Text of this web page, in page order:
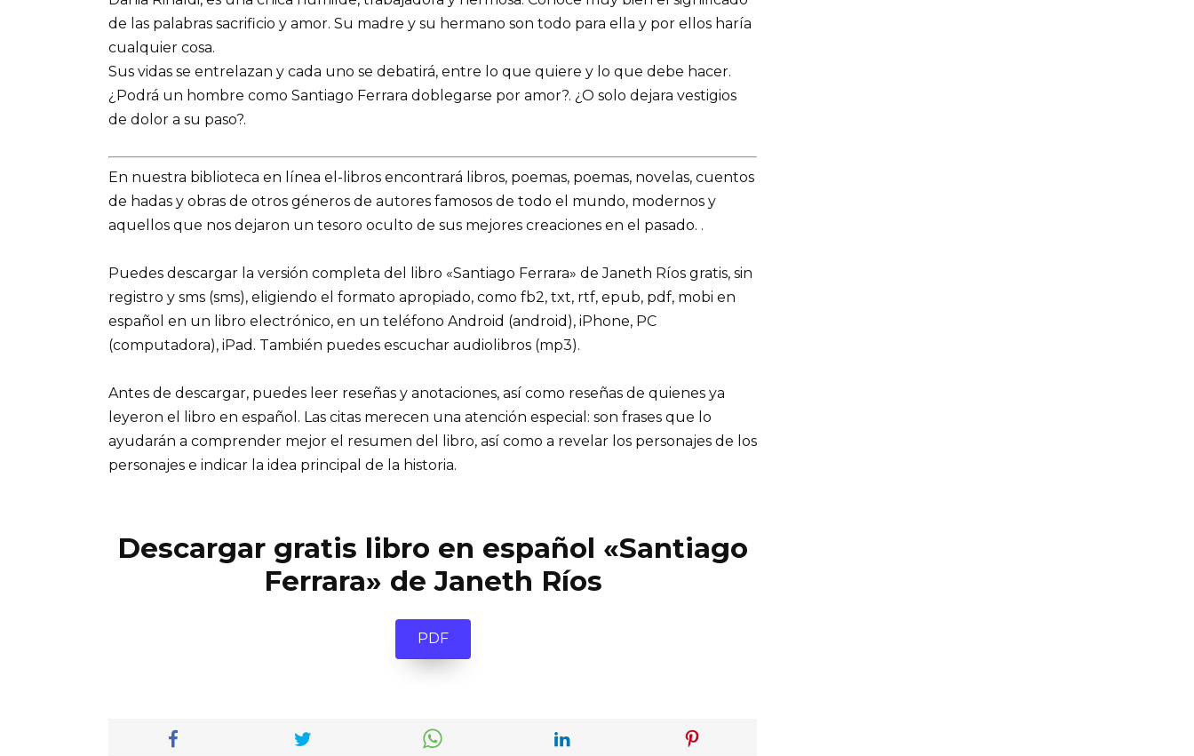
de las palabras sacrificio y amor. Su madre y su hermano son todo para ella y por ellos haría
cualquier cosa.
Sus vidas se entrelazan y cada uno se debatirá, entre lo que quiere y lo que debe hacer.
¿Podrá un hombre como Santiago Ferrara doblegarse por amor?. ¿O solo dejara vestigios
de dolor a su paso?.
En nuestra biblioteca en línea el-libros encontrará libros, poemas, poemas, novelas, cuentos
de hadas y obras de otros géneros de autores famosos de todo el mundo, modernos y
aquellos que nos dejaron un tesoro oculto de sus mejores creaciones en el pasado. .
Puedes descargar la versión completa del libro «Santiago Ferrara» de Janeth Ríos gratis, sin
registro y sms (sms), eligiendo el formato apropiado, como fb2, txt, rtf, epub, pdf, mobi en
español en un libro electrónico, en un teléfono Android (android), iPhone, PC
(computadora), iPad. También puedes escuchar audiolibros (mp3).
Antes de descargar, puedes leer reseñas y anotaciones, así como reseñas de quienes ya
leyeron el libro en español. Las citas merecen una atención especial: son frases que lo
ayudarán a comprender mejor el resumen del libro, así como a revelar los personajes de los
personajes e indicar la idea principal de la historia.
Descargar gratis libro en español «Santiago
Ferrara» de Janeth Ríos
PDF